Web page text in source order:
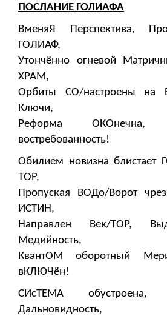
П​​​​​​ОСЛАНИЕ ГОЛИАФА
ВменяЯ Перспектива,
ГОЛИАФ,
Утончённо огневой
ХРАМ,
Орбиты СО/настроены на
Ключи,
Реформа ОКОнечна,
востребованность!
Обилием новизна блистает
ТОР,
Пропуская ВОДо/Ворот
ИСТИН,
Направлен Век/ТОР,
Медийность,
КвантОМ оборотный
вКЛЮЧён!
СИсТЕМА
Дальновидность,